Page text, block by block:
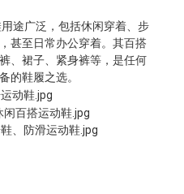
途广泛，包括休闲穿着、步
甚至日常办公穿着。其百搭
、裙子、紧身裤等，是任何
的鞋履之选。